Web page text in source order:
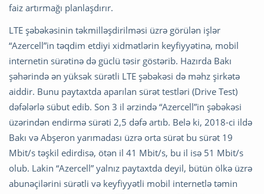
faiz artırmağı planlaşdırır.
LTE şəbəkəsinin təkmilləşdirilməsi üzrə görülən işlər
“Azercell”in təqdim etdiyi xidmətlərin keyfiyyətinə, mobil
internetin sürətinə də güclü təsir göstərib. Hazırda Bakı
şəhərində ən yüksək sürətli LTE şəbəkəsi də məhz şirkətə
aiddir. Bunu paytaxtda aparılan sürət testləri (Drive Test)
dəfələrlə sübut edib. Son 3 il ərzində “Azercell”in şəbəkəsi
üzərindən endirmə sürəti 2,5 dəfə artıb. Belə ki, 2018-ci ildə
Bakı və Abşeron yarımadası üzrə orta sürət bu sürət 19
Mbit/s təşkil edirdisə, ötən il 41 Mbit/s, bu il isə 51 Mbit/s
olub. Lakin “Azercell” yalnız paytaxtda deyil, bütün ölkə üzrə
abunəçilərini sürətli və keyfiyyətli mobil internetlə təmin